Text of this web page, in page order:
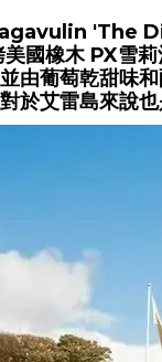
'The
國橡木 PX雪
由葡萄乾甜味
於艾雷島來說